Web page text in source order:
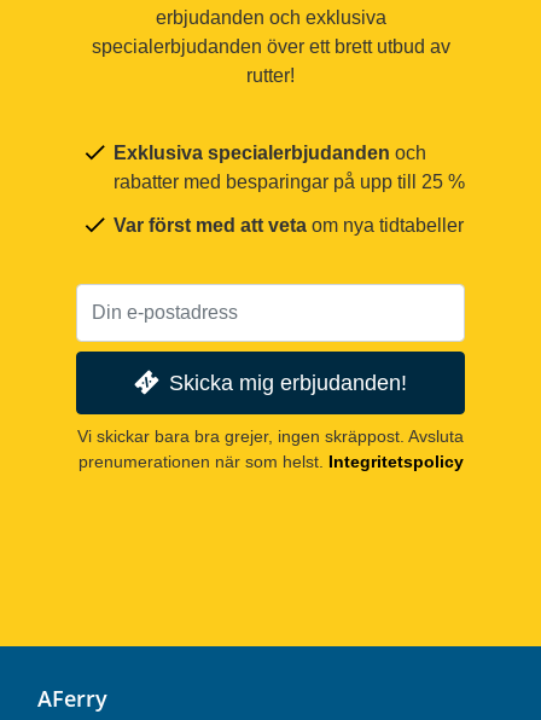
erbjudanden och exklusiva
specialerbjudanden över ett brett utbud av
rutter!
Exklusiva specialerbjudanden och
rabatter med besparingar på upp till 25 %
Var först med att veta om nya tidtabeller
Skicka mig erbjudanden!
Vi skickar bara bra grejer, ingen skräppost. Avsluta
prenumerationen när som helst. Integritetspolicy
AFerry